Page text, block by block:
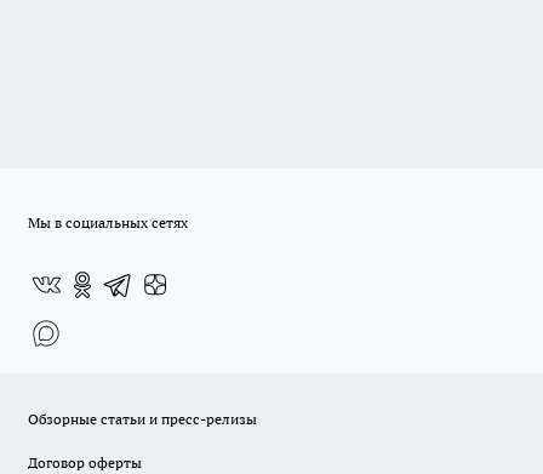
Мы в социальных сетях
Обзорные статьи и пресс-релизы
Договор оферты